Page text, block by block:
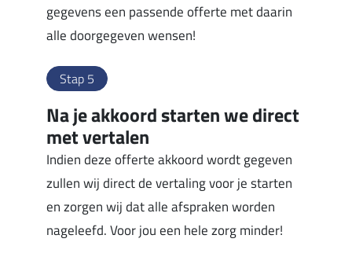
gegevens een passende offerte met daarin
alle doorgegeven wensen!
Stap 5
Na je akkoord starten we direct
met vertalen
Indien deze offerte akkoord wordt gegeven
zullen wij direct de vertaling voor je starten
en zorgen wij dat alle afspraken worden
nageleefd. Voor jou een hele zorg minder!